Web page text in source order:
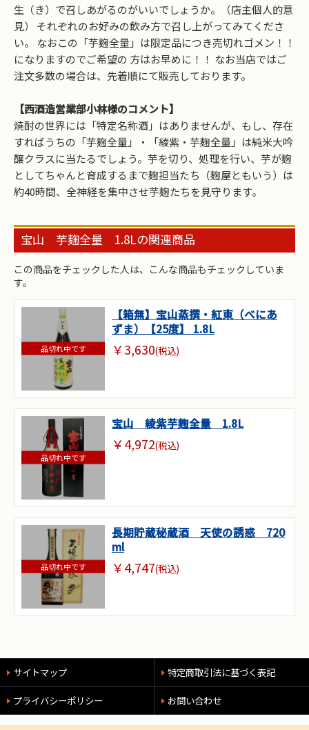
生（き）で召しあがるのがいいでしょうか。（店主個人的意
見） それぞれのお好みの飲み方で召し上がってみてくださ
い。 なおこの「芋麹全量」は限定品につき売切れゴメン！！
になりますのでご希望の 方はお早めに！！ なお当店ではご
注文多数の場合は、先着順にて販売しております。
【西酒造営業部小林様のコメント】
焼酎の世界には「特定名称酒」はありませんが、もし、存在
すればうちの「芋麹全量」・「綾紫・芋麹全量」は純米大吟
醸クラスに当たるでしょう。芋を切り、処理を行い、芋が麹
としてちゃんと育成するまで麹担当たち（麹屋ともいう）は
約40時間、全神経を集中させ芋麹たちを見守ります。
宝山 芋麹全量 1.8Lの関連商品
この商品をチェックした人は、こんな商品もチェックしていま
す。
品切れ中です
【箱無】宝山蒸撰・紅東（べにあ
ずま）【25度】 1.8L
￥3,630(税込)
品切れ中です
宝山 綾紫芋麹全量 1.8L
￥4,972(税込)
品切れ中です
長期貯蔵秘蔵酒 天使の誘惑 720
ml
￥4,747(税込)
お買い物を続ける カートへ進む
サイトマップ 特定商取引法に基づく表記
プライバシーポリシー お問い合わせ